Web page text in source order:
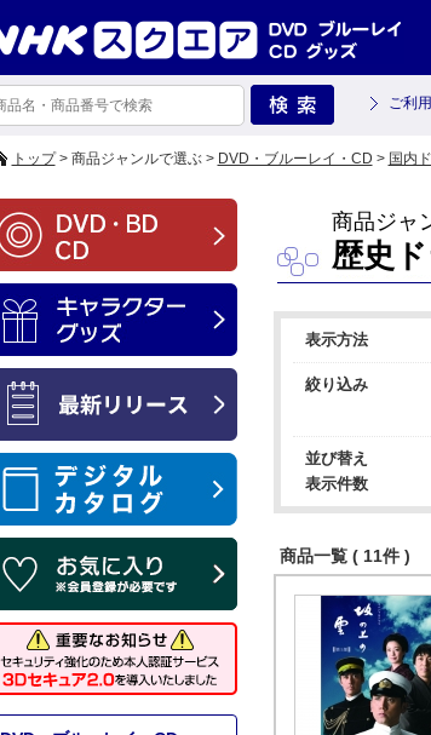
ご利
トップ> 商品ジャンルで選ぶ > DVD・ブルーレイ・CD > 国内
商品ジャ
歴史
表示方法
絞り込み
並び替え
表示件数
商品一覧 ( 11件 )